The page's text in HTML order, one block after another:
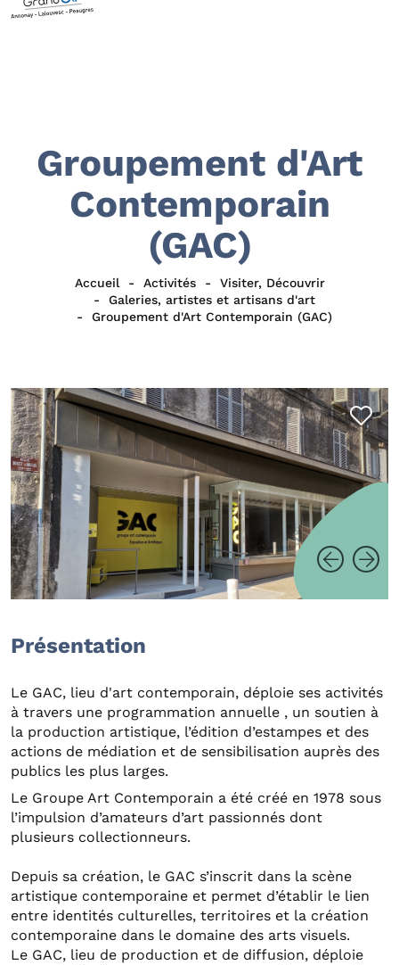
Groupement d'Art
Contemporain
(GAC)
Accueil Activités
Visiter, Découvrir
Galeries, artistes et artisans d'art
Groupement d'Art Contemporain (GAC)
Présentation
Le GAC, lieu d'art contemporain, déploie ses activités
à travers une programmation annuelle , un soutien à
la production artistique, l’édition d’estampes et des
actions de médiation et de sensibilisation auprès des
publics les plus larges.
Le Groupe Art Contemporain a été créé en 1978 sous
l’impulsion d’amateurs d’art passionnés dont
plusieurs collectionneurs.
Depuis sa création, le GAC s’inscrit dans la scène
artistique contemporaine et permet d’établir le lien
entre identités culturelles, territoires et la création
contemporaine dans le domaine des arts visuels.
Le GAC, lieu de production et de diffusion, déploie